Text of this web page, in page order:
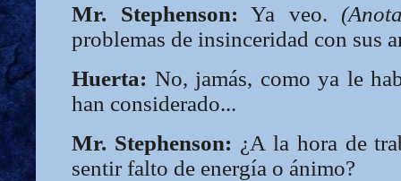
Mr. Stephenson: Ya veo.
problemas de insinceridad con sus
Huerta: No, jamás, como ya le
han considerado...
Mr. Stephenson: ¿A la hora de
sentir falto de energía o ánimo?